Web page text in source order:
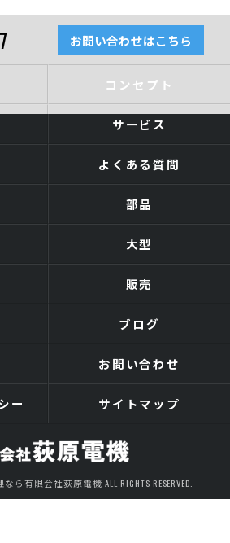
お問い合わせはこちら
コンセプト
サービス
よくある質問
部品
大型
販売
ブログ
お問い合わせ
ー サイトマップ
有限会社荻原電機 ALL RIGHTS RESERVED.